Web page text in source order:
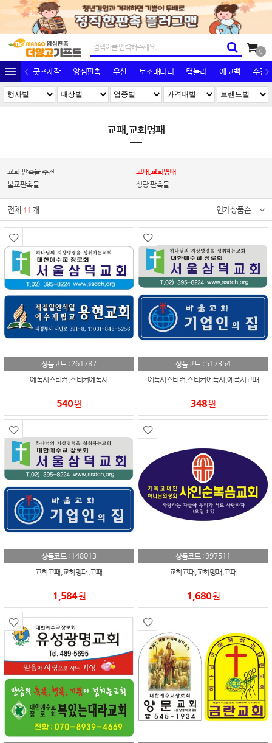
0
굿즈제작 양심판촉 우산 보조배터리 텀블러 에코백 수건/
교패,교회명패
교회 판촉물 추천
교패,교회명패
불교판촉물
성당 판촉물
전체 11 개 인기상품순
상품코드 :261787
에폭시스티커,스티커에폭시
540원
상품코드 : 517354
에폭시스티커,스티커에폭시,에폭시교패
348원
상품코드 : 148013
교회교패,교회명패,교패
1,584원
상품코드 :997511
교회교패,교회명패,교패
1,680원